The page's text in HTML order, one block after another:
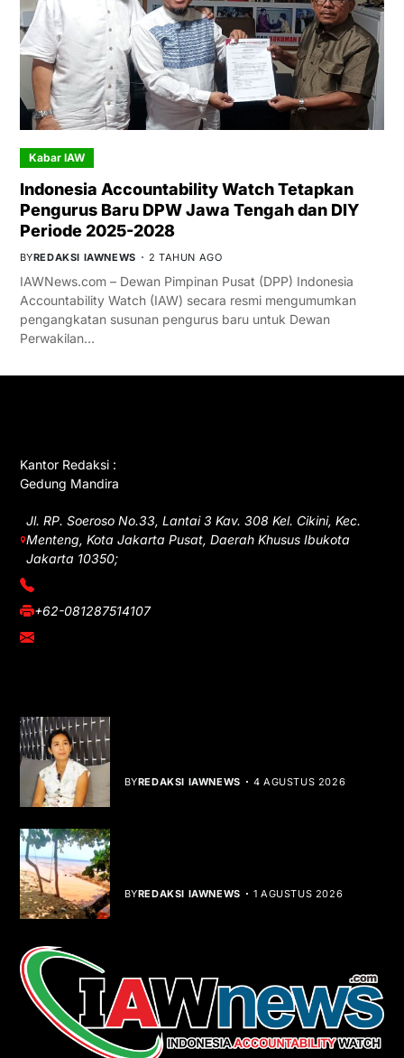
Kabar IAW
Indonesia Accountability Watch Tetapkan
Pengurus Baru DPW Jawa Tengah dan DIY
Periode 2025-2028
BYREDAKSI IAWNEWS 2 TAHUN AGO
IAWNews.com – Dewan Pimpinan Pusat (DPP) Indonesia
Accountability Watch (IAW) secara resmi mengumumkan
pengangkatan susunan pengurus baru untuk Dewan
Perwakilan…
Kantor Redaksi :
Gedung Mandira
Jl. RP. Soeroso No.33, Lantai 3 Kav. 308 Kel. Cikini, Kec.
Menteng, Kota Jakarta Pusat, Daerah Khusus Ibukota
Jakarta 10350;
(021) 3908026
+62-081287514107
adm@iawnews.com
BYREDAKSI IAWNEWS 4 AGUSTUS 2026
BYREDAKSI IAWNEWS 1 AGUSTUS 2026